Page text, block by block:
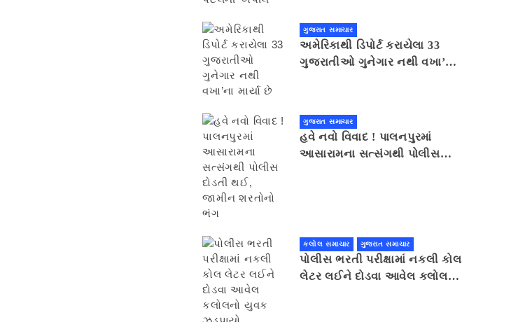
ગુજરાત સમાચાર
અમેરિકાથી ડિપોર્ટ કરાયેલા 33
ગુજરાતીઓ ગુનેગાર નથી વખા’ના
ગુજરાત સમાચાર
હવે નવો વિવાદ ! પાલનપુરમાં
આસારામના સત્સંગથી પોલીસ
કલોલ સમાચાર ગુજરાત સમાચાર
પોલીસ ભરતી પરીક્ષામાં નકલી કોલ
લેટર લઈને દોડવા આવેલ કલોલનો